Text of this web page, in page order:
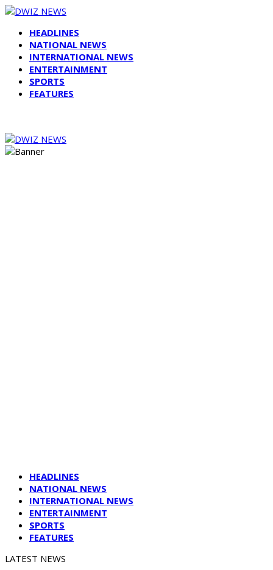
HEADLINES
NATIONAL NEWS
INTERNATIONAL NEWS
ENTERTAINMENT
SPORTS
FEATURES
HEADLINES
NATIONAL NEWS
INTERNATIONAL NEWS
ENTERTAINMENT
SPORTS
FEATURES
LATEST NEWS